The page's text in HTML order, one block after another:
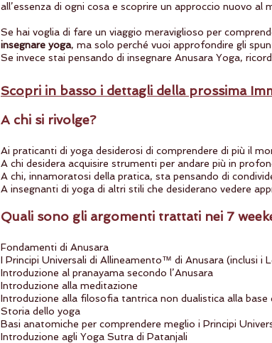
all’essenza di ogni cosa e scoprire un approccio nuovo al
Se hai voglia di fare un viaggio meraviglioso per
insegnare yoga, ma solo perché vuoi approfondire gli
Se invece stai pensando di insegnare Anusara Yoga,
Scopri in basso i dettagli della prossima
A chi si rivolge?
Ai praticanti di yoga desiderosi di comprendere di più il
A chi desidera acquisire strumenti per andare più in
A chi, innamoratosi della pratica, sta pensando di
A insegnanti di yoga di altri stili che desiderano vedere
Quali sono gli argomenti trattati nei 7
Fondamenti di Anusara
I Principi Universali di Allineamento™ di Anusara (inclusi i
Introduzione al pranayama secondo l’Anusara
Introduzione alla meditazione
Introduzione alla filosofia tantrica non dualistica alla
Storia dello yoga
Basi anatomiche per comprendere meglio i Principi
Introduzione agli Yoga Sutra di Patanjali